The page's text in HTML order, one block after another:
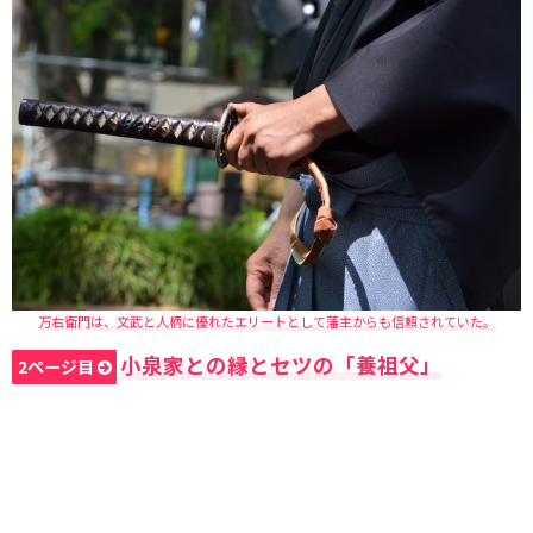
万右衛門は、文武と人柄に優れたエリートとして藩主からも信頼されていた。
2ページ目 小泉家との縁とセツの「養祖父」